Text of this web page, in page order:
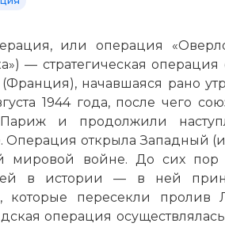
или операция
— стратегическая
начавшаяся рано
1944 года, после чего
и продолжили
Операция открыла Западный
мировой войне. До сих пор
в истории — в ней
которые пересекли пролив
операция